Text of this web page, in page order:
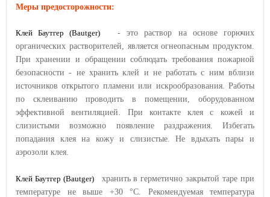
Меры предосторожности:
Клей Баутгер (Bautger)
- это раствор на основе горючих
органических растворителей, является огнеопасным продуктом.
При хранении и обращении соблюдать требования пожарной
безопасности - не хранить клей и не работать с ним вблизи
источников открытого пламени или искрообразования. Работы
по склеиванию проводить в помещении, оборудованном
эффективной вентиляцией. При контакте клея с кожей и
слизистыми возможно появление раздражения. Избегать
попадания клея на кожу и слизистые. Не вдыхать пары и
аэрозоли клея.
Клей Баутгер (Bautger)
хранить в герметично закрытой таре при
температуре не выше +30 °С. Рекомендуемая температура